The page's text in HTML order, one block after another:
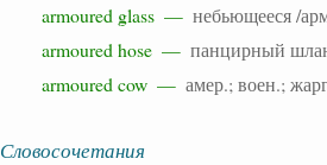
armoured glass — небьющееся /
armoured hose — панцирный
armoured cow — амер.; воен.;
Словосочетания